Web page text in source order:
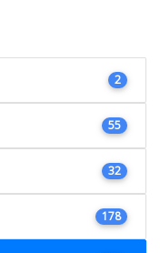
2
55
32
178